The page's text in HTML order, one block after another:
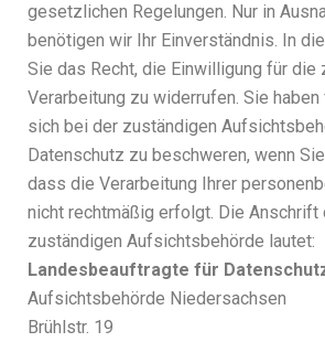
gesetzlichen Regelungen. Nur in
benötigen wir Ihr Einverständnis. In
Sie das Recht, die Einwilligung für die
Verarbeitung zu widerrufen. Sie haben
sich bei der zuständigen
Datenschutz zu beschweren, wenn
dass die Verarbeitung Ihrer
nicht rechtmäßig erfolgt. Die Anschrift
zuständigen Aufsichtsbehörde lautet:
Landesbeauftragte für
Aufsichtsbehörde Niedersachsen
Brühlstr. 19